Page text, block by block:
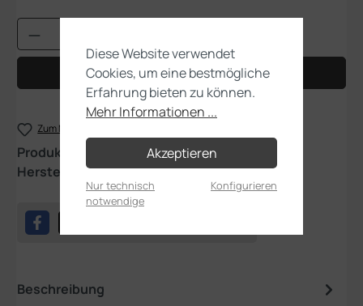
Produkt Anzahl: Gib den gewünschten
In den Warenkorb
Zum Merkzettel hinzufügen
Produktnummer:
48-30
Hersteller:
Games Workshop
Beschreibung
Diese Website verwendet
Cookies, um eine bestmögliche
Erfahrung bieten zu können.
Mehr Informationen ...
Akzeptieren
Nur technisch
notwendige
Konfigurieren